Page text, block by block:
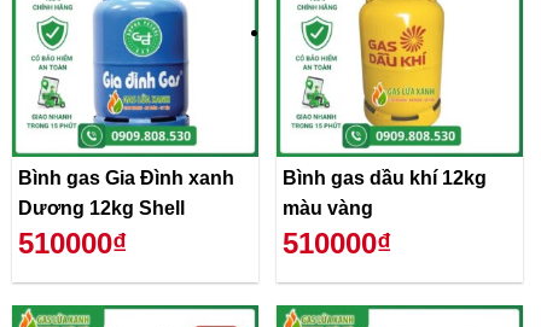
Bình gas Gia Đình xanh
Dương 12kg Shell
510000₫
Bình gas dầu khí 12kg
màu vàng
510000₫